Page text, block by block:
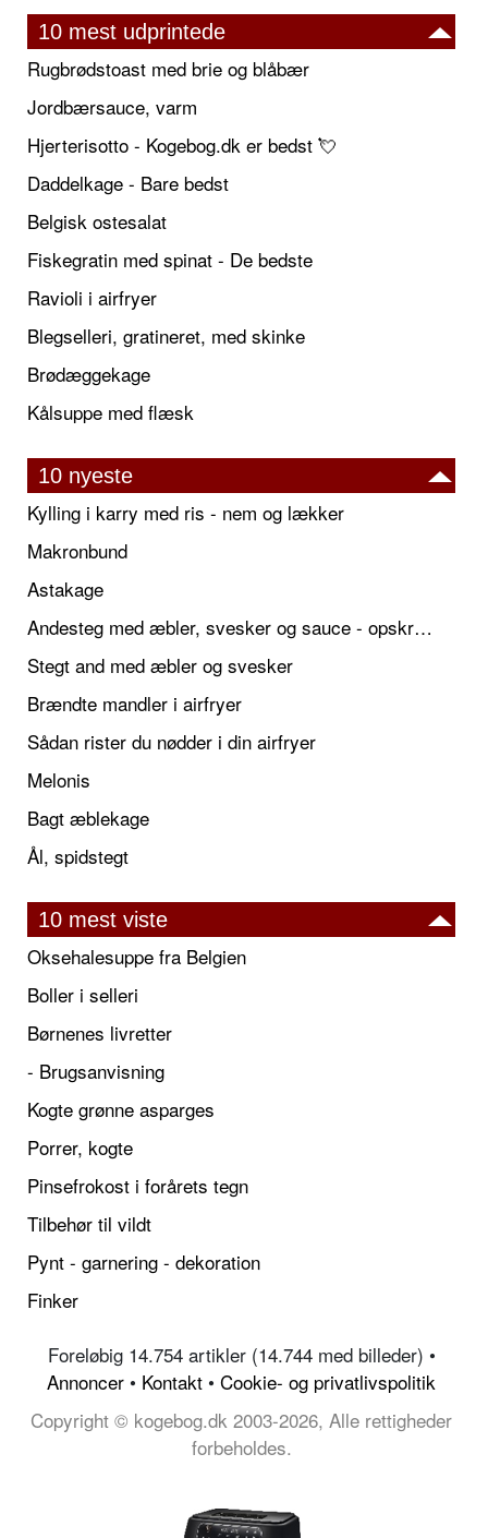
10 mest udprintede
Rugbrødstoast med brie og blåbær
Jordbærsauce, varm
Hjerterisotto - Kogebog.dk er bedst 💘
Daddelkage - Bare bedst
Belgisk ostesalat
Fiskegratin med spinat - De bedste
Ravioli i airfryer
Blegselleri, gratineret, med skinke
Brødæggekage
Kålsuppe med flæsk
10 nyeste
Kylling i karry med ris - nem og lækker
Makronbund
Astakage
Andesteg med æbler, svesker og sauce - opskrift også til jul
Stegt and med æbler og svesker
Brændte mandler i airfryer
Sådan rister du nødder i din airfryer
Melonis
Bagt æblekage
Ål, spidstegt
10 mest viste
Oksehalesuppe fra Belgien
Boller i selleri
Børnenes livretter
- Brugsanvisning
Kogte grønne asparges
Porrer, kogte
Pinsefrokost i forårets tegn
Tilbehør til vildt
Pynt - garnering - dekoration
Finker
Foreløbig 14.754 artikler (14.744 med billeder) •
Annoncer • Kontakt • Cookie- og privatlivspolitik
Copyright © kogebog.dk 2003-2026, Alle rettigheder
forbeholdes.